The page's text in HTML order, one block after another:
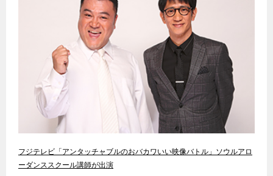
フジテレビ「アンタッチャブルのおバカワいい映像バトル」ソウルアロ
ーダンススクール講師が出演